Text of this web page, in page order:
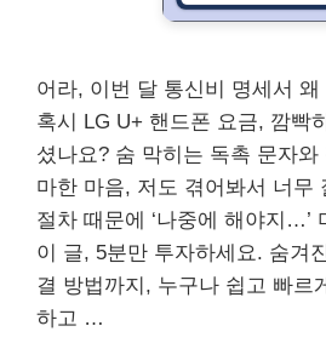
어라, 이번 달 통신비 명세서
혹시 LG U+ 핸드폰 요금, 깜빡
셨나요? 숨 막히는 독촉 문자
마한 마음, 저도 겪어봐서 너무
절차 때문에 ‘나중에 해야지…’
이 글, 5분만 투자하세요. 숨겨
결 방법까지, 누구나 쉽고 빠르
하고 …